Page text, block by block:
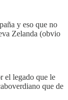
y eso que no
Zelanda (obvio
el legado que le
que de